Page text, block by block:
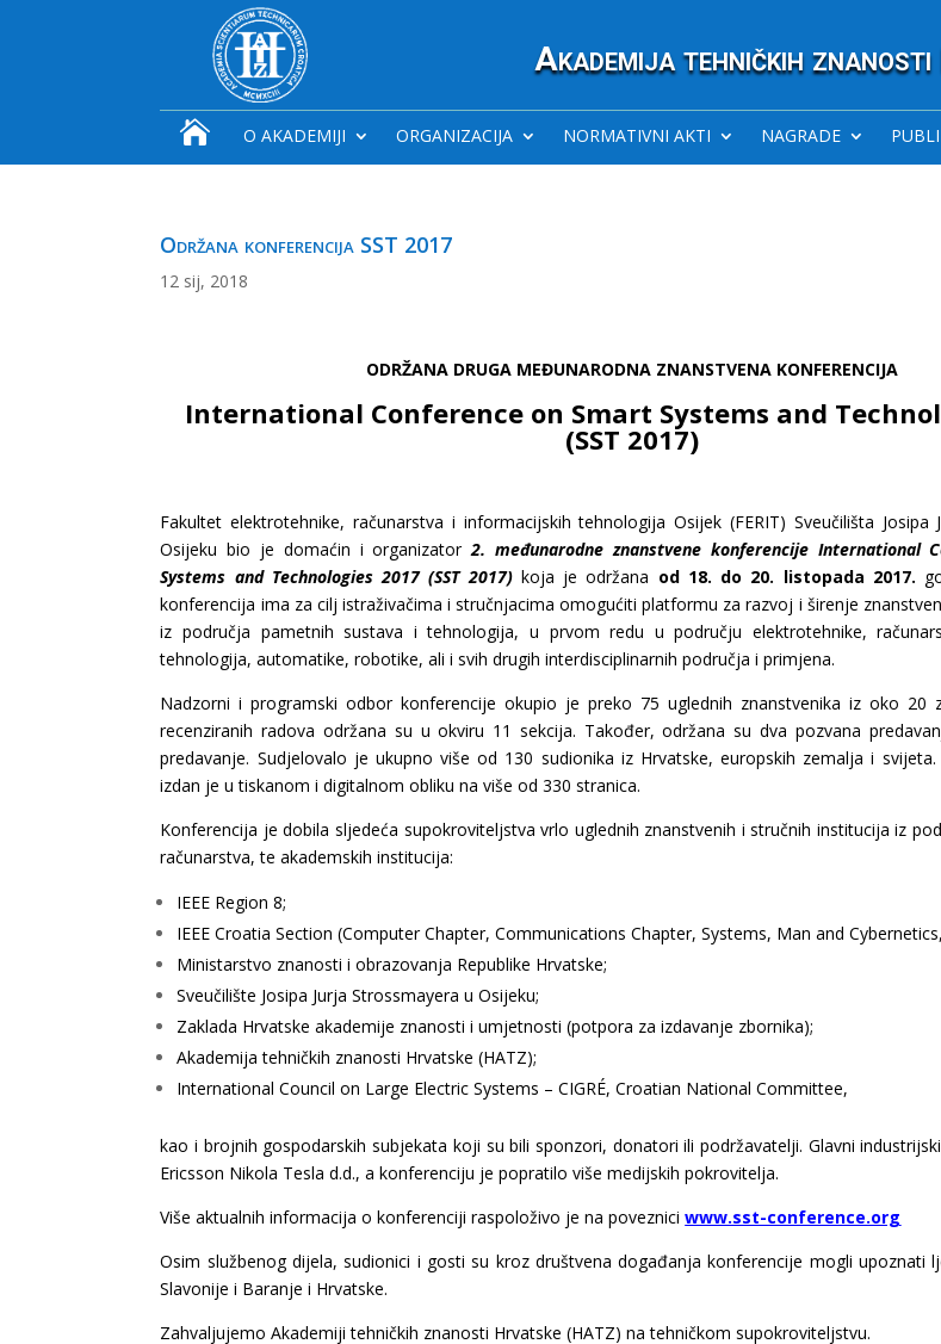
Akademija tehničkih
 O AKADEMIJI ORGANIZACIJA NORMATIVNI AKTI NAGRADE
Održana konferencija SST 2017
12 sij, 2018
ODRŽANA DRUGA MEĐUNARODNA ZNANSTVENA KONFERENCIJA
International Conference on Smart Systems and
(SST 2017)
Fakultet elektrotehnike, računarstva i informacijskih tehnologija Osijek (FERIT) Sveučilišta Josipa
Osijeku bio je domaćin i organizator2. međunarodne znanstvene konferencije International
Systems and Technologies 2017 (SST 2017)koja je održana od 18. do 20. listopada 2017.
konferencija ima za cilj istraživačima i stručnjacima omogućiti platformu za razvoj i širenje
iz područja pametnih sustava i tehnologija, u prvom redu u području elektrotehnike,
tehnologija, automatike, robotike, ali i svih drugih interdisciplinarnih područja i primjena.
Nadzorni i programski odbor konferencije okupio je preko 75 uglednih znanstvenika iz oko 20
recenziranih radova održana su u okviru 11 sekcija. Također, održana su dva pozvana
predavanje. Sudjelovalo je ukupno više od 130 sudionika iz Hrvatske, europskih zemalja i
izdan je u tiskanom i digitalnom obliku na više od 330 stranica.
Konferencija je dobila sljedeća supokroviteljstva vrlo uglednih znanstvenih i stručnih institucija iz
računarstva, te akademskih institucija:
IEEE Region 8;
IEEE Croatia Section (Computer Chapter, Communications Chapter, Systems, Man and
Ministarstvo znanosti i obrazovanja Republike Hrvatske;
Sveučilište Josipa Jurja Strossmayera u Osijeku;
Zaklada Hrvatske akademije znanosti i umjetnosti (potpora za izdavanje zbornika);
Akademija tehničkih znanosti Hrvatske (HATZ);
International Council on Large Electric Systems – CIGRÉ, Croatian National Committee,
kao i brojnih gospodarskih subjekata koji su bili sponzori, donatori ili podržavatelji. Glavni
Ericsson Nikola Tesla d.d., a konferenciju je popratilo više medijskih pokrovitelja.
Više aktualnih informacija o konferenciji raspoloživo je na povezniciwww.sst-conference.org
Osim službenog dijela, sudionici i gosti su kroz društvena događanja konferencije mogli upoznati
Slavonije i Baranje i Hrvatske.
Zahvaljujemo Akademiji tehničkih znanosti Hrvatske (HATZ) na tehničkom supokroviteljstvu.